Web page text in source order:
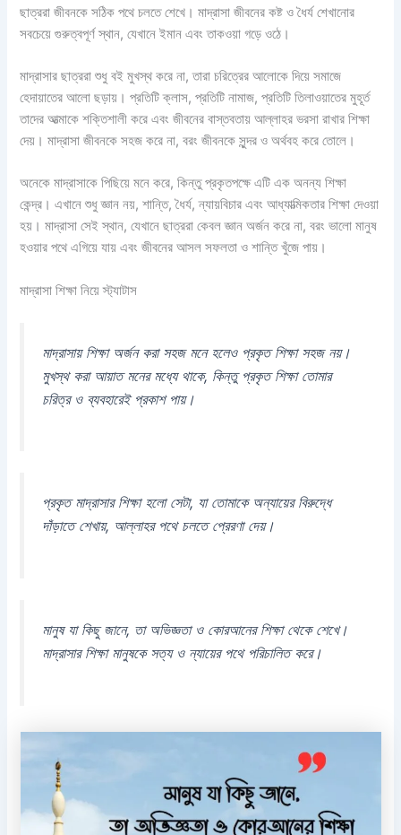
ছাত্ররা জীবনকে সঠিক পথে চলতে শেখে। মাদ্রাসা জীবনের কষ্ট ও ধৈর্য শেখানোর
সবচেয়ে গুরুত্বপূর্ণ স্থান, যেখানে ইমান এবং তাকওয়া গড়ে ওঠে।
মাদ্রাসার ছাত্ররা শুধু বই মুখস্থ করে না, তারা চরিত্রের আলোকে দিয়ে সমাজে
হেদায়াতের আলো ছড়ায়। প্রতিটি ক্লাস, প্রতিটি নামাজ, প্রতিটি তিলাওয়াতের মুহূর্ত
তাদের আত্মাকে শক্তিশালী করে এবং জীবনের বাস্তবতায় আল্লাহর ভরসা রাখার শিক্ষা
দেয়। মাদ্রাসা জীবনকে সহজ করে না, বরং জীবনকে সুন্দর ও অর্থবহ করে তোলে।
অনেকে মাদ্রাসাকে পিছিয়ে মনে করে, কিন্তু প্রকৃতপক্ষে এটি এক অনন্য শিক্ষা
কেন্দ্র। এখানে শুধু জ্ঞান নয়, শান্তি, ধৈর্য, ন্যায়বিচার এবং আধ্যাত্মিকতার শিক্ষা দেওয়া
হয়। মাদ্রাসা সেই স্থান, যেখানে ছাত্ররা কেবল জ্ঞান অর্জন করে না, বরং ভালো মানুষ
হওয়ার পথে এগিয়ে যায় এবং জীবনের আসল সফলতা ও শান্তি খুঁজে পায়।
মাদ্রাসা শিক্ষা নিয়ে স্ট্যাটাস
মাদ্রাসায় শিক্ষা অর্জন করা সহজ মনে হলেও প্রকৃত শিক্ষা সহজ নয়।
মুখস্থ করা আয়াত মনের মধ্যে থাকে, কিন্তু প্রকৃত শিক্ষা তোমার
চরিত্র ও ব্যবহারেই প্রকাশ পায়।
প্রকৃত মাদ্রাসার শিক্ষা হলো সেটা, যা তোমাকে অন্যায়ের বিরুদ্ধে
দাঁড়াতে শেখায়, আল্লাহর পথে চলতে প্রেরণা দেয়।
মানুষ যা কিছু জানে, তা অভিজ্ঞতা ও কোরআনের শিক্ষা থেকে শেখে।
মাদ্রাসার শিক্ষা মানুষকে সত্য ও ন্যায়ের পথে পরিচালিত করে।